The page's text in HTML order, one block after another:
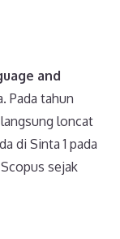
and
Pada tahun
loncat
di Sinta 1 pada
sejak